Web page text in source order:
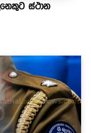
ස්ථාන